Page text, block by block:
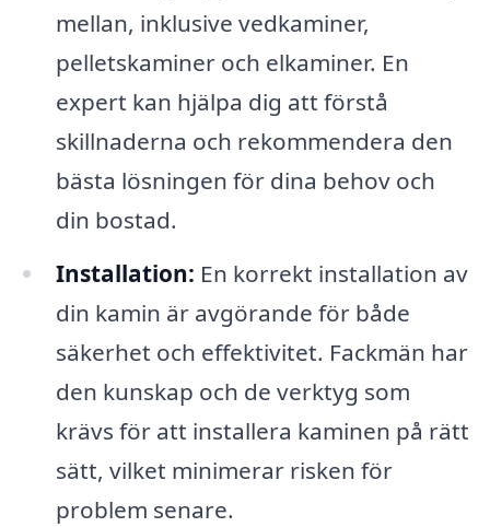
mellan, inklusive vedkaminer,
pelletskaminer och elkaminer. En
expert kan hjälpa dig att förstå
skillnaderna och rekommendera den
bästa lösningen för dina behov och
din bostad.
Installation: En korrekt installation av
din kamin är avgörande för både
säkerhet och effektivitet. Fackmän har
den kunskap och de verktyg som
krävs för att installera kaminen på rätt
sätt, vilket minimerar risken för
problem senare.